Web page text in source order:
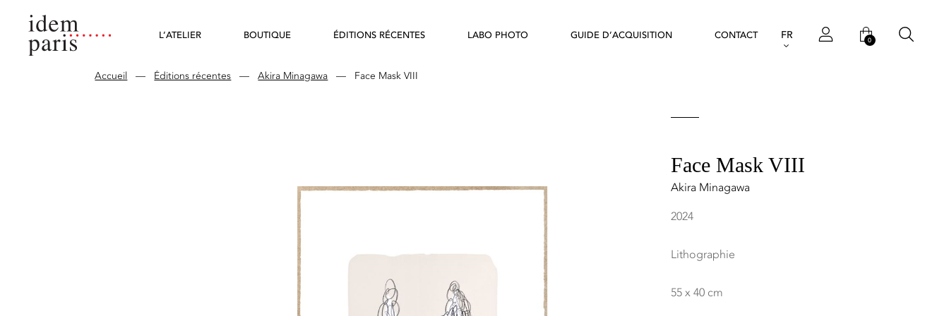
L’ATELIER BOUTIQUE ÉDITIONS RÉCENTES LABO PHOTO GUIDE D’ACQUISITION CONTACT FR 0
Accueil — Éditions récentes —Akira Minagawa — Face Mask VIII
Face Mask VIII
Akira Minagawa
2024
Lithographie
55 x 40 cm